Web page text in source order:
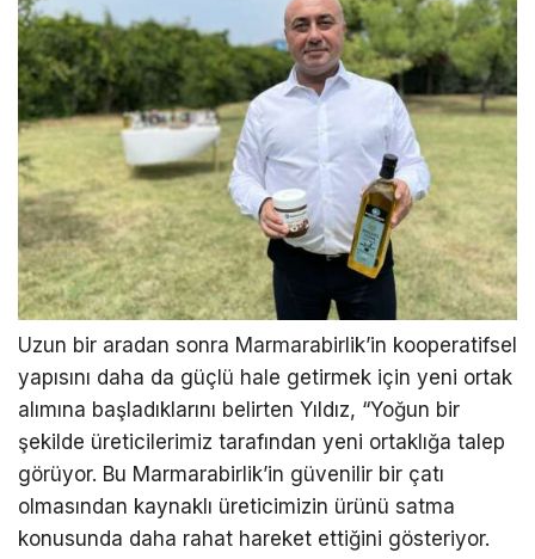
Uzun bir aradan sonra Marmarabirlik’in kooperatifsel
yapısını daha da güçlü hale getirmek için yeni ortak
alımına başladıklarını belirten Yıldız, “Yoğun bir
şekilde üreticilerimiz tarafından yeni ortaklığa talep
görüyor. Bu Marmarabirlik’in güvenilir bir çatı
olmasından kaynaklı üreticimizin ürünü satma
konusunda daha rahat hareket ettiğini gösteriyor.